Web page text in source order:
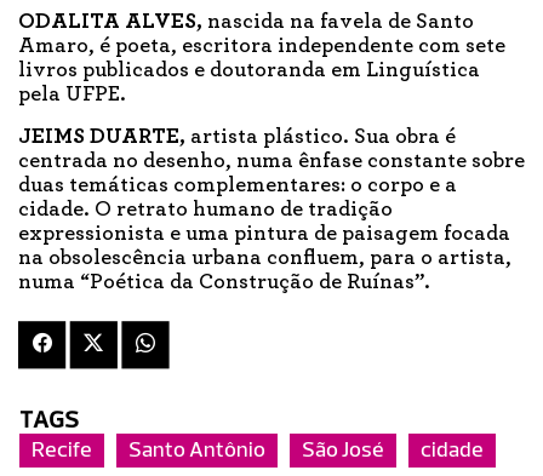
ODALITA ALVES, nascida na favela de Santo
Amaro, é poeta, escritora independente com sete
livros publicados e doutoranda em Linguística
pela UFPE.
JEIMS DUARTE, artista plástico. Sua obra é
centrada no desenho, numa ênfase constante sobre
duas temáticas complementares: o corpo e a
cidade. O retrato humano de tradição
expressionista e uma pintura de paisagem focada
na obsolescência urbana confluem, para o artista,
numa “Poética da Construção de Ruínas”.
TAGS
Recife Santo Antônio São José cidade